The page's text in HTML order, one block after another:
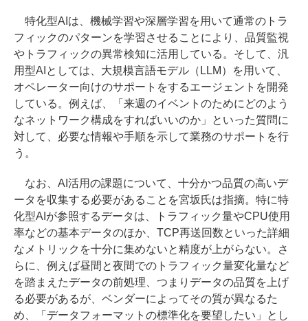
特化型AIは、機械学習や深層学習を用いて通常のトラ
フィックのパターンを学習させることにより、品質監視
やトラフィックの異常検知に活用している。そして、汎
用型AIとしては、大規模言語モデル（LLM）を用いて、
オペレーター向けのサポートをするエージェントを開発
している。例えば、「来週のイベントのためにどのよう
なネットワーク構成をすればいいのか」といった質問に
対して、必要な情報や手順を示して業務のサポートを行
う。
なお、AI活用の課題について、十分かつ品質の高いデ
ータを収集する必要があることを宮坂氏は指摘。特に特
化型AIが参照するデータは、トラフィック量やCPU使用
率などの基本データのほか、TCP再送回数といった詳細
なメトリックを十分に集めないと精度が上がらない。さ
らに、例えば昼間と夜間でのトラフィック量変化量など
を踏まえたデータの前処理、つまりデータの品質を上げ
る必要があるが、ベンダーによってその質が異なるた
め、「データフォーマットの標準化を要望したい」とし